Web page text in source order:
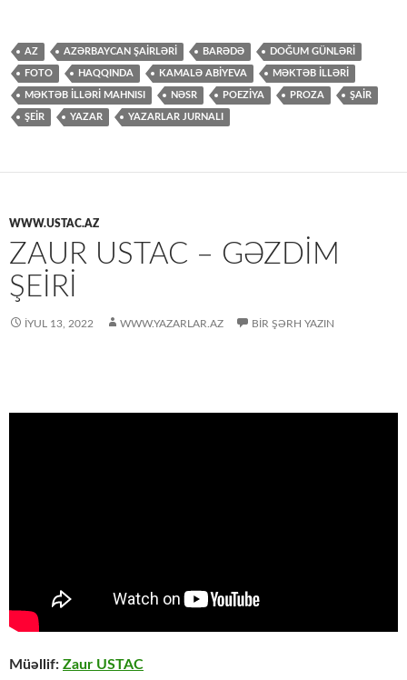
AZ AZƏRBAYCAN ŞAİRLƏRİ BARƏDƏ DOĞUM GÜNLƏRİ
FOTO HAQQINDA KAMALƏ ABIYEVA MƏKTƏB İLLƏRİ
MƏKTƏB İLLƏRİ MAHNISI NƏSR POEZİYA PROZA ŞAİR
ŞEİR YAZAR YAZARLAR JURNALI
WWW.USTAC.AZ
ZAUR USTAC – GƏZDİM
ŞEİRİ
İYUL 13, 2022 WWW.YAZARLAR.AZ BIR ŞƏRH YAZIN
Müəllif: Zaur USTAC